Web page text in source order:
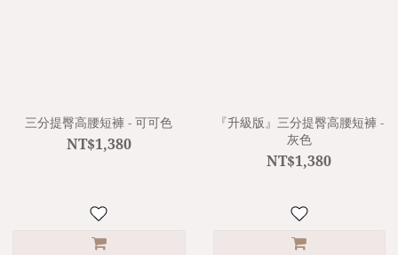
三分提臀高腰短褲 - 可可色
NT$1,380
『升級版』三分提臀高腰短褲 -
灰色
NT$1,380